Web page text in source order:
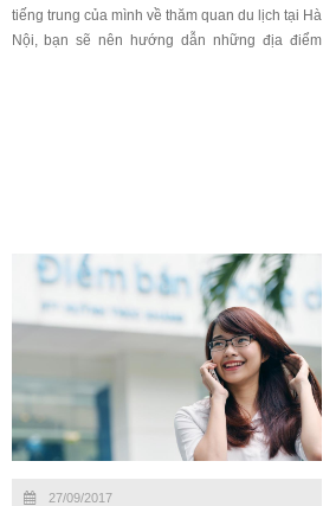
tiếng trung của mình về thăm quan du lịch tại Hà
Nội, bạn sẽ nên hướng dẫn những địa điểm
27/09/2017